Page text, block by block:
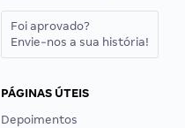
Foi aprovado?
Envie-nos a sua história!
PÁGINAS ÚTEIS
Depoimentos